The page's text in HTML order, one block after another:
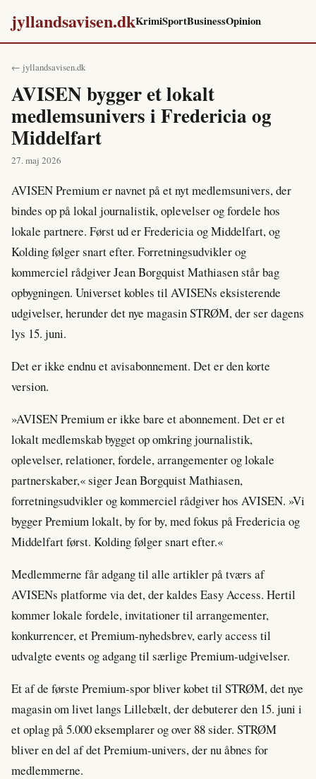
jyllandsavisen.dkKrimiSportBusinessOpinion
← jyllandsavisen.dk
AVISEN bygger et lokalt
medlemsunivers i Fredericia og
Middelfart
27. maj 2026
AVISEN Premium er navnet på et nyt medlemsunivers, der
bindes op på lokal journalistik, oplevelser og fordele hos
lokale partnere. Først ud er Fredericia og Middelfart, og
Kolding følger snart efter. Forretningsudvikler og
kommerciel rådgiver Jean Borgquist Mathiasen står bag
opbygningen. Universet kobles til AVISENs eksisterende
udgivelser, herunder det nye magasin STRØM, der ser dagens
lys 15. juni.
Det er ikke endnu et avisabonnement. Det er den korte
version.
»AVISEN Premium er ikke bare et abonnement. Det er et
lokalt medlemskab bygget op omkring journalistik,
oplevelser, relationer, fordele, arrangementer og lokale
partnerskaber,« siger Jean Borgquist Mathiasen,
forretningsudvikler og kommerciel rådgiver hos AVISEN. »Vi
bygger Premium lokalt, by for by, med fokus på Fredericia og
Middelfart først. Kolding følger snart efter.«
Medlemmerne får adgang til alle artikler på tværs af
AVISENs platforme via det, der kaldes Easy Access. Hertil
kommer lokale fordele, invitationer til arrangementer,
konkurrencer, et Premium-nyhedsbrev, early access til
udvalgte events og adgang til særlige Premium-udgivelser.
Et af de første Premium-spor bliver kobet til STRØM, det nye
magasin om livet langs Lillebælt, der debuterer den 15. juni i
et oplag på 5.000 eksemplarer og over 88 sider. STRØM
bliver en del af det Premium-univers, der nu åbnes for
medlemmerne.